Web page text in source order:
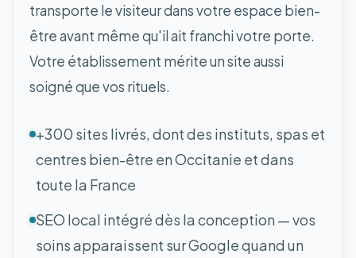
transporte le visiteur dans votre espace bien-
être avant même qu'il ait franchi votre porte.
Votre établissement mérite un site aussi
soigné que vos rituels.
+300 sites livrés, dont des instituts, spas et
centres bien-être en Occitanie et dans
toute la France
SEO local intégré dès la conception — vos
soins apparaissent sur Google quand un